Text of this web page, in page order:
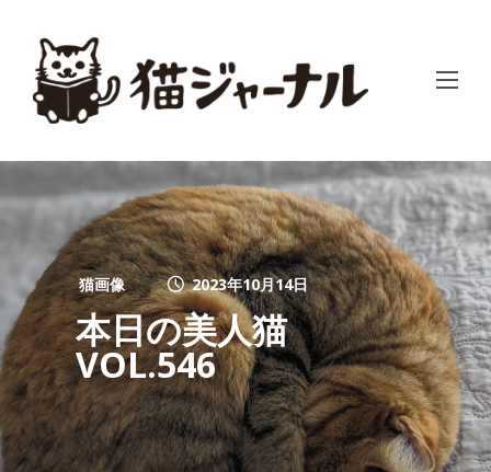
猫画像 2023年10月14日
本日の美人猫
VOL.546